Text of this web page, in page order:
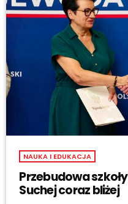
NAUKA I EDUKACJA
Przebudowa
Suchej coraz bliżej